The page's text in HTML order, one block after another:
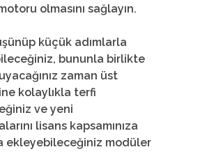
olmasını sağlayın.
küçük adımlarla
bununla birlikte
zaman üst
kolaylıkla terfi
ve yeni
lisans kapsamınıza
ekleyebileceğiniz modüler